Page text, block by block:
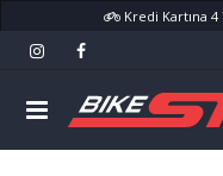
Kredi Kartına 4